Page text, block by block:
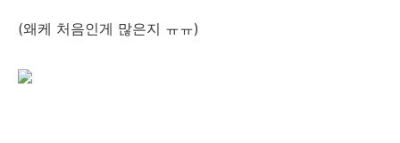
(왜케 처음인게 많은지 ㅠㅠ)